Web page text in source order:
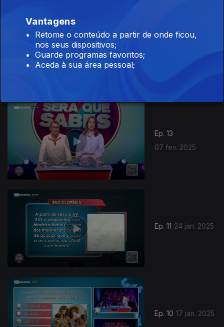
Ep. 13
07 fev. 2025
Ep. 11 24 jan. 2025
Ep. 10 17 jan. 2025
Vantagens
Retome o conteúdo a partir de onde ficou,
nos seus dispositivos;
Guarde programas favoritos;
Aceda à sua área pessoal;